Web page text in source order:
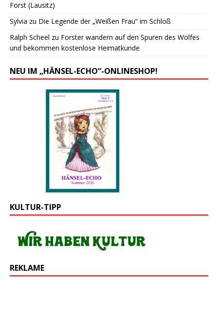
Forst (Lausitz)
Sylvia zu Die Legende der „Weißen Frau“ im Schloß
Ralph Scheel zu Forster wandern auf den Spuren des Wolfes
und bekommen kostenlose Heimatkunde
NEU IM „HÄNSEL-ECHO“-ONLINESHOP!
KULTUR-TIPP
REKLAME